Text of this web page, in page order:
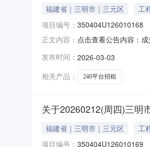
福建省｜三明市｜三元区 工
项目编号： 350404U126010168
正文内容： 点击查看公告内容：
发布时间： 2026-03-03
相关产品：
240平台招租
关于20260212(周四)三明
福建省｜三明市｜三元区 工
项目编号： 350404U126010169